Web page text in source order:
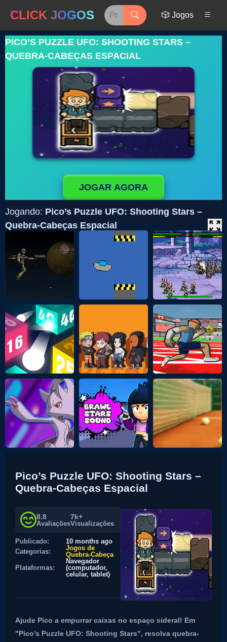
CLICK JOGOS 🎲 Jogos
PICO’S PUZZLE UFO: SHOOTING STARS –
QUEBRA-CABEÇAS ESPACIAL
JOGAR AGORA
Jogando: Pico’s Puzzle UFO: Shooting Stars –
Quebra-Cabeças Espacial
Pico’s Puzzle UFO: Shooting Stars –
Quebra-Cabeças Espacial
8.8
Avaliações
7k+
Visualizações
Publicado:
10 months ago
Categorias:
Jogos de
Quebra-Cabeça
Plataformas:
Navegador
(computador,
celular, tablet)
Ajude Pico a empurrar caixas no espaço sideral! Em
"Pico’s Puzzle UFO: Shooting Stars", resolva quebra-